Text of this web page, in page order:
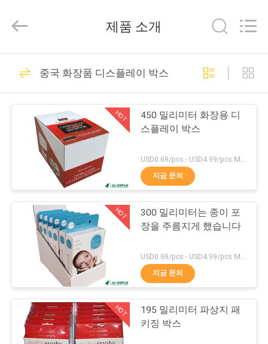
제
사
공
2026
CO.,LTD.
Reserved.
화장품 포장 상자
31
화장품 디스플레이
박스
24
제품 소개
중국 화장품 디스플레이 박스
HOT
450 밀리미터 화장용 디
스플레이 박스
USD0.69/pcs - USD4.99/pcs MOQ:100 PC
지금 문의
HOT
300 밀리미터는 종이 포
장을 주름지게 했습니다
지금 문의
HOT
195 밀리미터 파상지 패
키징 박스